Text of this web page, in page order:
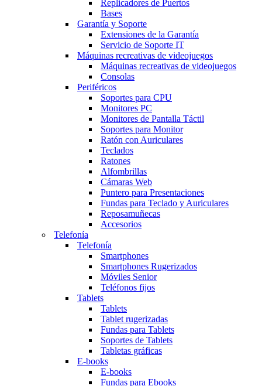
Replicadores de Puertos
Bases
Garantía y Soporte
Extensiones de la Garantía
Servicio de Soporte IT
Máquinas recreativas de videojuegos
Máquinas recreativas de videojuegos
Consolas
Periféricos
Soportes para CPU
Monitores PC
Monitores de Pantalla Táctil
Soportes para Monitor
Ratón con Auriculares
Teclados
Ratones
Alfombrillas
Cámaras Web
Puntero para Presentaciones
Fundas para Teclado y Auriculares
Reposamuñecas
Accesorios
Telefonía
Telefonía
Smartphones
Smartphones Rugerizados
Móviles Senior
Teléfonos fijos
Tablets
Tablets
Tablet rugerizadas
Fundas para Tablets
Soportes de Tablets
Tabletas gráficas
E-books
E-books
Fundas para Ebooks